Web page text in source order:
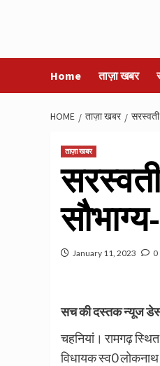
Home ताज़ा खबर
HOME ताज़ा खबर
ताज़ा खबर
January 11, 2023 0
सच की दस्तक न्यूज
चहनियां। रामगढ़
विधायक स्व0 लोकनाथ